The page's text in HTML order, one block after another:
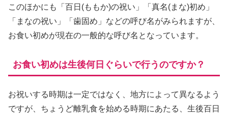
このほかにも「百日(ももか)の祝い」「真名(まな)初め」
「まなの祝い」「歯固め」などの呼び名がみられますが、
お食い初めが現在の一般的な呼び名となっています。
お食い初めは生後何日ぐらいで行うのですか？
お祝いする時期は一定ではなく、地方によって異なるよう
ですが、ちょうど離乳食を始める時期にあたる、生後百日